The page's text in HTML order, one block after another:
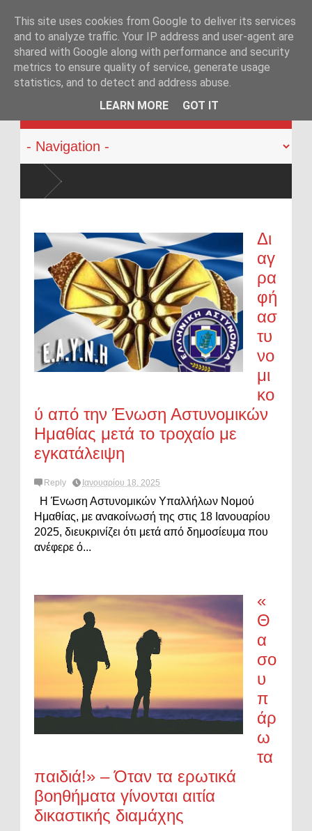
KATEHACKER
Δι
αγ
ρα
φή
ασ
τυ
νο
μι
κο
ύ από την Ένωση Αστυνομικών
Ημαθίας μετά το τροχαίο με
εγκατάλειψη
Reply Ιανουαρίου 18, 2025
Η Ένωση Αστυνομικών Υπαλλήλων Νομού
Ημαθίας, με ανακοίνωσή της στις 18 Ιανουαρίου
2025, διευκρινίζει ότι μετά από δημοσίευμα που
ανέφερε ό...
«
Θ
α
σο
υ
π
άρ
ω
τα
παιδιά!» – Όταν τα ερωτικά
βοηθήματα γίνονται αιτία
δικαστικής διαμάχης
This site uses cookies from Google to deliver its services
and to analyze traffic. Your IP address and user-agent are
shared with Google along with performance and security
metrics to ensure quality of service, generate usage
statistics, and to detect and address abuse.
LEARN MORE
GOT IT